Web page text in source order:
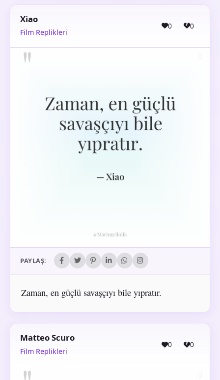
Xiao
Film Replikleri
0 0
PAYLAŞ:
Zaman, en güçlü savaşçıyı bile yıpratır.
Matteo Scuro
Film Replikleri
0 0